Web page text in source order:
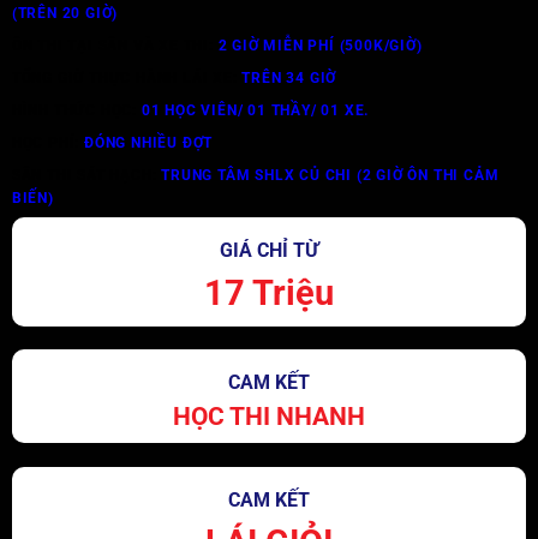
(TRÊN 20 GIỜ)
2 GIỜ MIỄN PHÍ (500K/GIỜ)
TRÊN 34 GIỜ
01 HỌC VIÊN/ 01 THẦY/ 01 XE.
ĐÓNG NHIỀU ĐỢT
TRUNG TÂM SHLX CỦ CHI (2 GIỜ ÔN THI CẢM
BIẾN)
GIÁ CHỈ TỪ
17 Triệu
CAM KẾT
HỌC THI NHANH
CAM KẾT